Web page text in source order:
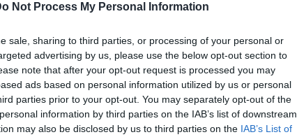
Not Process My Personal Information
sale, sharing to third parties, or processing of your personal or
advertising by us, please use the below opt-out section to
note that after your opt-out request is processed you may
ads based on personal information utilized by us or personal
parties prior to your opt-out. You may separately opt-out of the
information by third parties on the IAB’s list of downstream
may also be disclosed by us to third parties on the IAB’s List of
Crédit photo : Airbnb